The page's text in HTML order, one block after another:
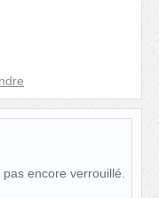
encore verrouillé.